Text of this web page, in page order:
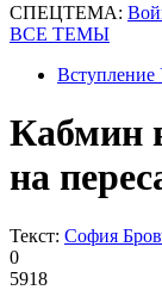
СПЕЦТЕМА:
ВСЕ ТЕМЫ
Кабмин
на
Текст: София
0
5918